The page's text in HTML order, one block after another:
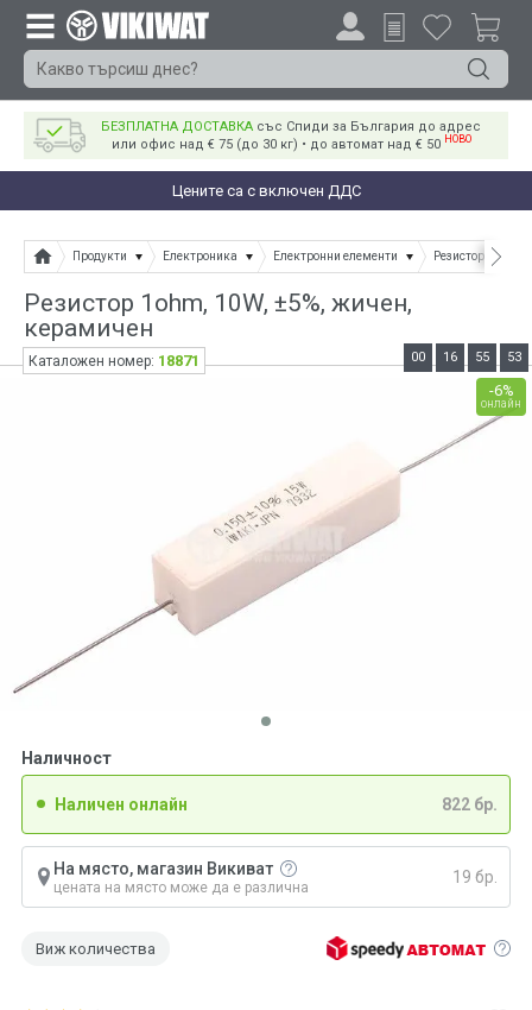
БЕЗПЛАТНА ДОСТАВКА със Спиди за България до адрес
или офис над € 75 (до 30 кг) • до автомат над € 50 НОВО
Цените са с включен ДДС
Продукти Електроника Електронни елементи Резистори
Резистор 1ohm, 10W, ±5%, жичен,
керамичен
Наличност
Наличен онлайн 822 бр.
На място, магазин Викиват
цената на място може да е различна
19 бр.
Виж количества
-6%
онлайн
00 16 55 53
Каталожен номер: 18871